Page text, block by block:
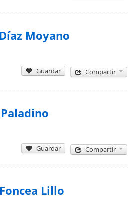
Moyano
Guardar Compartir
Guardar Compartir
Lillo